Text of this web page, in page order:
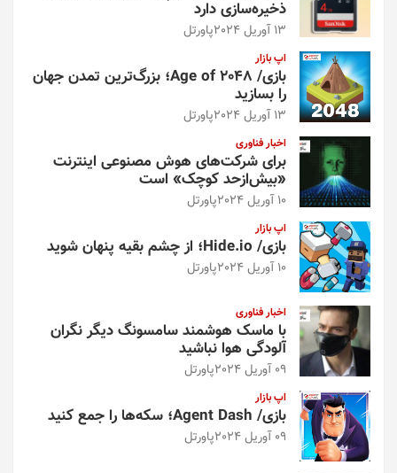
ذخیره‌سازی دارد
13 آوریل 2024 پاورتل
اپ بازار
بازی/ Age of 2048؛ بزرگ‌ترین تمدن جهان
را بسازید
13 آوریل 2024 پاورتل
اخبار فناوری
برای شرکت‌های هوش مصنوعی اینترنت
«بیش‌از‌حد کوچک» است
10 آوریل 2024 پاورتل
اپ بازار
بازی/ Hide.io؛ از چشم بقیه پنهان شوید
10 آوریل 2024 پاورتل
اخبار فناوری
با ماسک هوشمند سامسونگ دیگر نگران
آلودگی هوا نباشید
09 آوریل 2024 پاورتل
اپ بازار
بازی/ Agent Dash؛ سکه‌ها را جمع کنید
09 آوریل 2024 پاورتل